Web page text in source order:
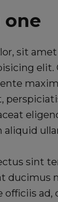
one
sit amet
elit.
aliquid
sint
ducimus
officiis ad,